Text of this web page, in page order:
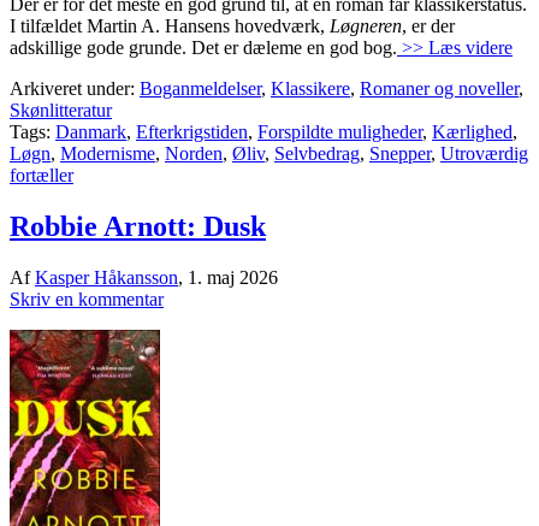
Der er for det meste en god grund til, at en roman får klassikerstatus.
I tilfældet Martin A. Hansens hovedværk, Løgneren, er der
adskillige gode grunde. Det er dæleme en god bog. >> Læs videre
Arkiveret under: Boganmeldelser, Klassikere, Romaner og noveller,
Skønlitteratur
Tags: Danmark, Efterkrigstiden, Forspildte muligheder, Kærlighed,
Løgn, Modernisme, Norden, Øliv, Selvbedrag, Snepper, Utroværdig
fortæller
Robbie Arnott: Dusk
AfKasper Håkansson, 1. maj 2026
Skriv en kommentar